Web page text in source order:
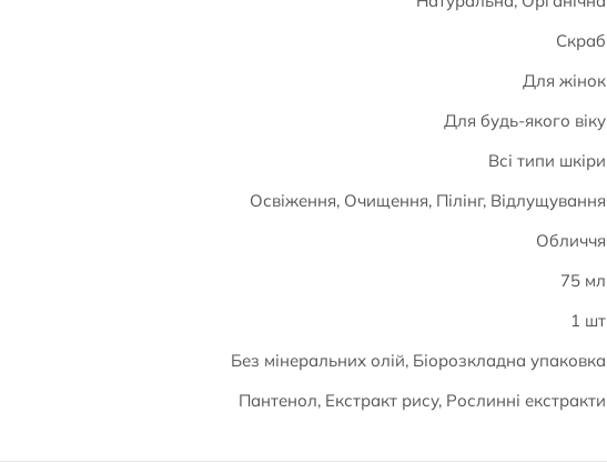
Скраб
Для жінок
Для будь-якого віку
Всі типи шкіри
Освіження, Очищення, Пілінг, Відлущування
Обличчя
75 мл
1 шт
Без мінеральних олій, Біорозкладна упаковка
Пантенол, Екстракт рису, Рослинні екстракти